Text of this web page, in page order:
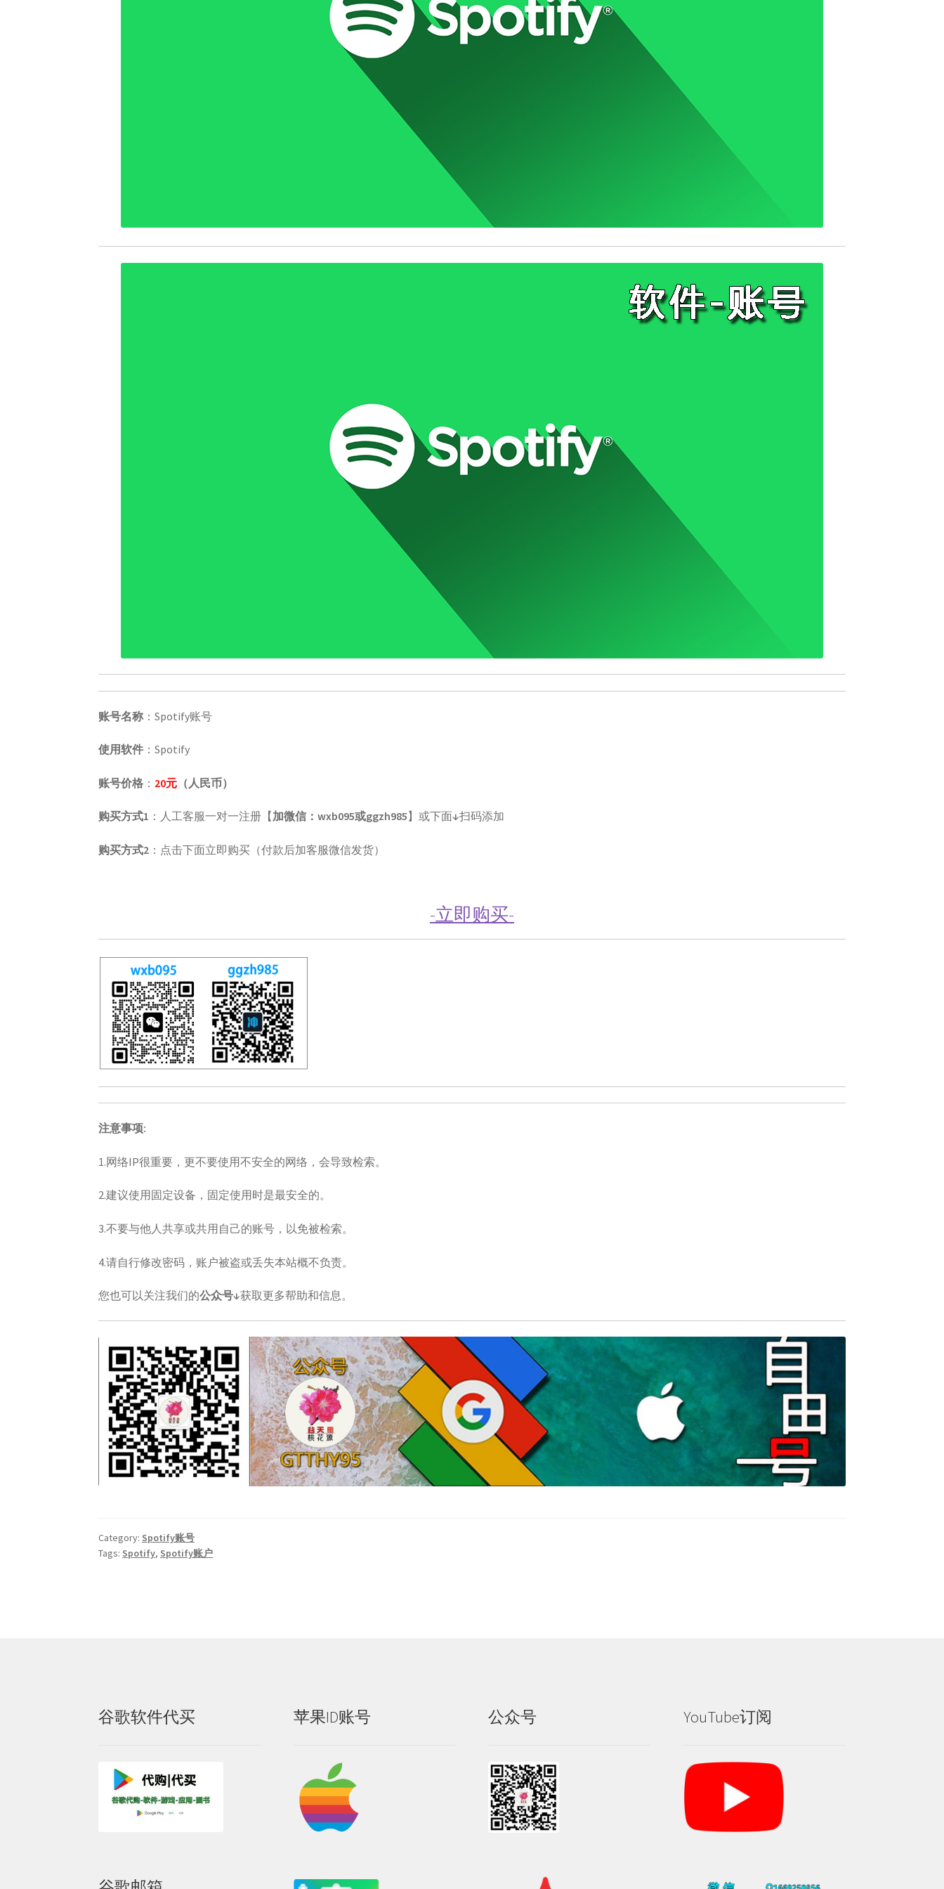
账号名称 ：Spotify账号
使用软件 ：Spotify
账号价格 ： 20元 （人民币）
购买方式1 ：人工客服一对一注册【加微信：wxb095或ggzh985】或下面↓扫码添加
购买方式2 ：点击下面立即购买（付款后加客服微信发货）
-立即购买-
注意事项:
1.网络IP很重要，更不要使用不安全的网络，会导致检索。
2.建议使用固定设备，固定使用时是最安全的。
3.不要与他人共享或共用自己的账号，以免被检索。
4.请自行修改密码，账户被盗或丢失本站概不负责。
您也可以关注我们的公众号↓获取更多帮助和信息。
Category: Spotify账号
Tags: Spotify, Spotify账户
谷歌软件代买 苹果ID账号 公众号 YouTube订阅